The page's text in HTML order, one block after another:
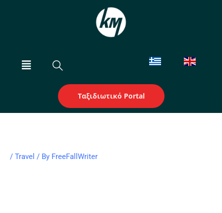
Menu
Ταξιδιωτικό Portal
/ Travel / By FreeFallWriter